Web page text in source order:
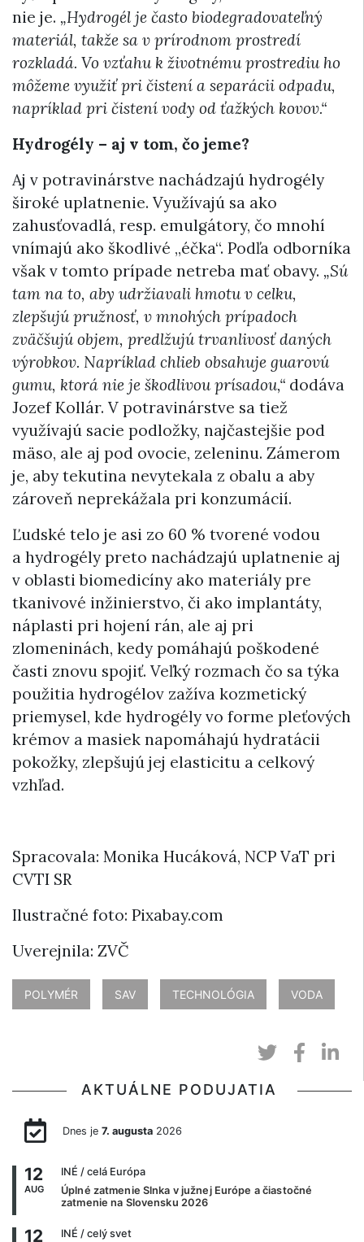
nie je. „Hydrogél je často biodegradovateľný
materiál, takže sa v prírodnom prostredí
rozkladá. Vo vzťahu k životnému prostrediu ho
môžeme využiť pri čistení a separácii odpadu,
napríklad pri čistení vody od ťažkých kovov.“
Hydrogély – aj v tom, čo jeme?
Aj v potravinárstve nachádzajú hydrogély
široké uplatnenie. Využívajú sa ako
zahusťovadlá, resp. emulgátory, čo mnohí
vnímajú ako škodlivé „éčka“. Podľa odborníka
však v tomto prípade netreba mať obavy. „Sú
tam na to, aby udržiavali hmotu v celku,
zlepšujú pružnosť, v mnohých prípadoch
zväčšujú objem, predlžujú trvanlivosť daných
výrobkov. Napríklad chlieb obsahuje guarovú
gumu, ktorá nie je škodlivou prísadou,“ dodáva
Jozef Kollár. V potravinárstve sa tiež
využívajú sacie podložky, najčastejšie pod
mäso, ale aj pod ovocie, zeleninu. Zámerom
je, aby tekutina nevytekala z obalu a aby
zároveň neprekážala pri konzumácií.
Ľudské telo je asi zo 60 % tvorené vodou
a hydrogély preto nachádzajú uplatnenie aj
v oblasti biomedicíny ako materiály pre
tkanivové inžinierstvo, či ako implantáty,
náplasti pri hojení rán, ale aj pri
zlomeninách, kedy pomáhajú poškodené
časti znovu spojiť. Veľký rozmach čo sa týka
použitia hydrogélov zažíva kozmetický
priemysel, kde hydrogély vo forme pleťových
krémov a masiek napomáhajú hydratácii
pokožky, zlepšujú jej elasticitu a celkový
vzhľad.
Spracovala: Monika Hucáková, NCP VaT pri
CVTI SR
Ilustračné foto: Pixabay.com
Uverejnila: ZVČ
POLYMÉR SAV TECHNOLÓGIA VODA
AKTUÁLNE PODUJATIA
Dnes je 7. augusta2026
12
AUG
INÉ / celá Európa
Úplné zatmenie Slnka v južnej Európe a čiastočné
zatmenie na Slovensku 2026
12 INÉ / celý svet